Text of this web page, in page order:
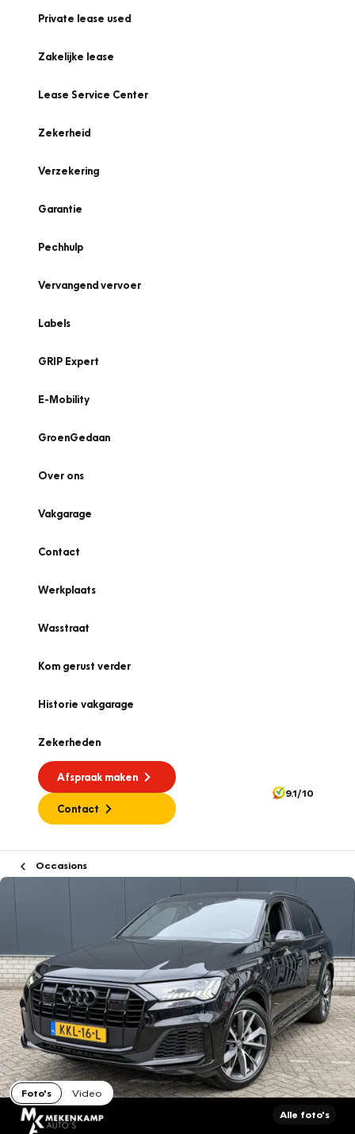
Private lease used
Zakelijke lease
Lease Service Center
Zekerheid
Verzekering
Garantie
Pechhulp
Vervangend vervoer
Labels
GRIP Expert
E-Mobility
GroenGedaan
Over ons
Vakgarage
Contact
Werkplaats
Wasstraat
Kom gerust verder
Historie vakgarage
Zekerheden
Afspraak maken
Contact
9.1/10
Occasions
Foto's
Video
Alle foto's